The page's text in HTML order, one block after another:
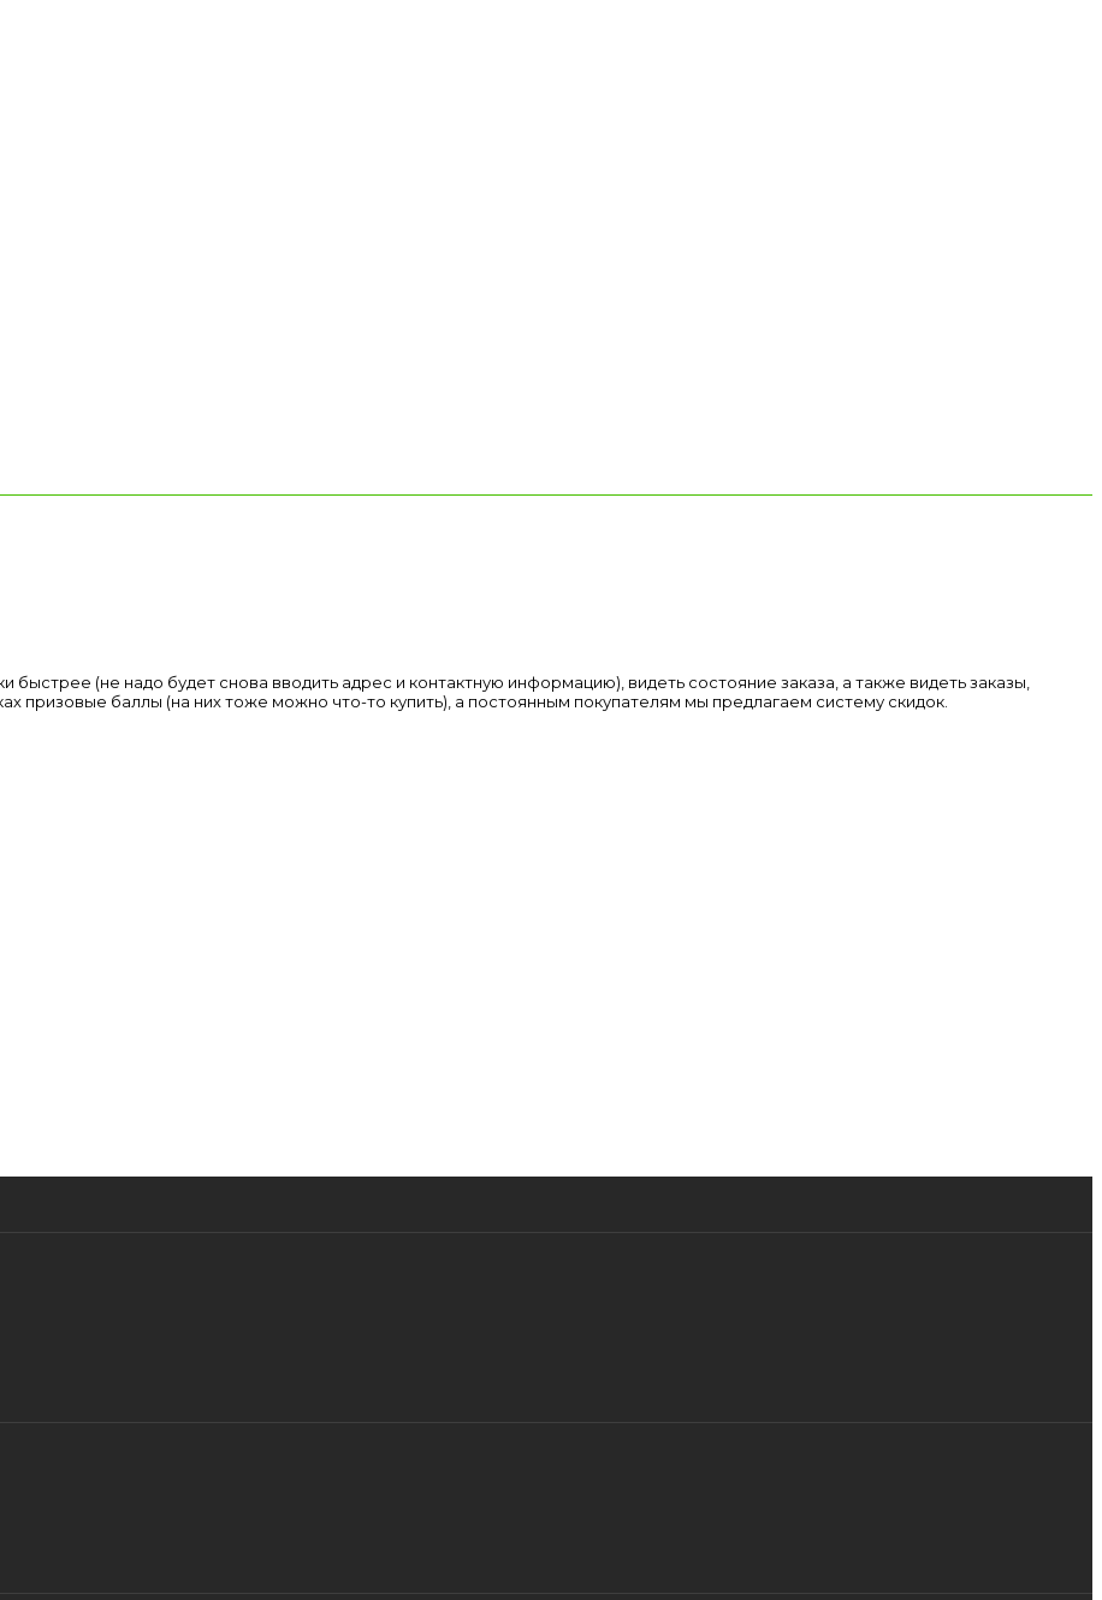
(не надо будет снова вводить адрес и контактную информацию), видеть состояние заказа, а также видеть заказы,
призовые баллы (на них тоже можно что-то купить), а постоянным покупателям мы предлагаем систему скидок.